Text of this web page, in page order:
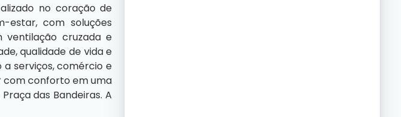
no coração de
estar, com soluções
ventilação cruzada e
qualidade de vida e
serviços, comércio e
com conforto em uma
das Bandeiras. A